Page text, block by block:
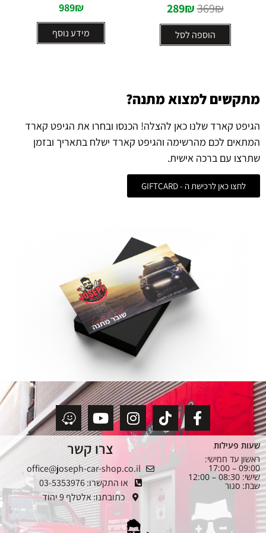
369₪
289₪
הוספה לסל
989₪
מידע נוסף
מתקשים למצוא מתנה?
הגיפט קארד שלנו כאן להצלה! הכנסו ובחרו את הגיפט קארד
המתאים לכם מהרשימה והגיפט קארד ישלח בתאריך ובזמן
שתרצו עם ברכה אישית.
לחצו כאן לרכישת ה - GIFTCARD
שעות פעילות
ראשון עד חמישי:
09:00 – 17:00
שישי: 08:30 – 12:00
שבת: סגור
צרו קשר
office@joseph-car-shop.co.il
או התקשרו: 03-5353976
כתובתנו: אלטלף 9 יהוד